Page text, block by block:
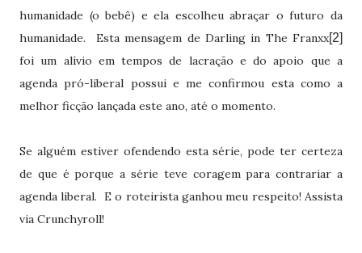
humanidade (o bebê) e ela escolheu abraçar o futuro da
humanidade.
Esta mensagem de Darling in The Franxx[2]
foi um alívio em tempos de lacração e do apoio que a
agenda pró-liberal possui e me confirmou esta como a
melhor ficção lançada este ano, até o momento.
Se alguém estiver ofendendo esta série, pode ter certeza
de que é porque a série teve coragem para contrariar a
agenda liberal. E o roteirista ganhou meu respeito! Assista
via Crunchyroll!